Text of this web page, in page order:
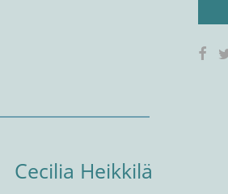
Cecilia Heikkilä